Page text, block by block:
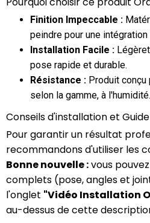
Finition Impeccable :
peindre pour une intégration
Installation Facile :
pose rapide et durable.
Résistance : Produit
selon la gamme, à l'humidité.
Conseils d'installation et
Pour garantir un résultat
recommandons d'utiliser les
Bonne nouvelle :vous
complets (pose, angles et
l'onglet "Vidéo Installation
au-dessus de cette